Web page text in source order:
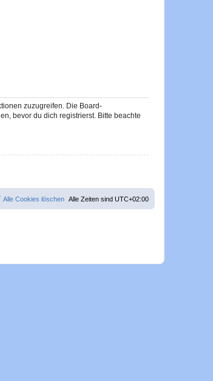
zuzugreifen. Die Board-
bevor du dich registrierst. Bitte beachte
Alle Zeiten sind UTC+02:00
Alle Cookies löschen